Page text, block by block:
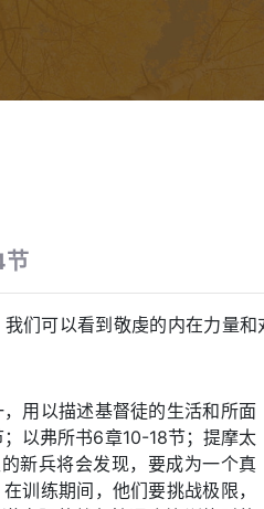
节
们可以看到敬虔的内在力量
用以描述基督徒的生活和所面
以弗所书6章10-18节；提摩太
新兵将会发现，要成为一个真
训练期间，他们要挑战极限，